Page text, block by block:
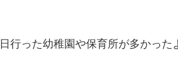
行った幼稚園や保育所が多かっ